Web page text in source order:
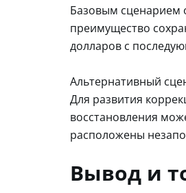
Базовым сценарием
преимущество
долларов с
Альтернативный
Для развития
восстановления
расположены
Вывод и